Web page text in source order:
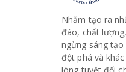
Nhằm tạo ra
đáo, chất
ngừng sáng
đột phá và